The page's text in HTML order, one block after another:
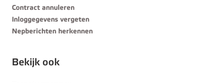
Contract annuleren
Inloggegevens vergeten
Nepberichten herkennen
Bekijk ook